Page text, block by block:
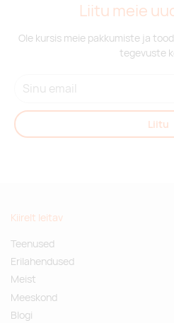
Liitu meie
Ole kursis meie pakkumiste ja
tegevuste
Liitu
Kiirelt leitav
Teenused
Erilahendused
Meist
Meeskond
Blogi